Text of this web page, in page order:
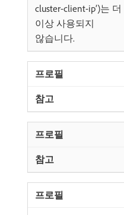
cluster-client-ip’)는 더
이상 사용되지
않습니다.